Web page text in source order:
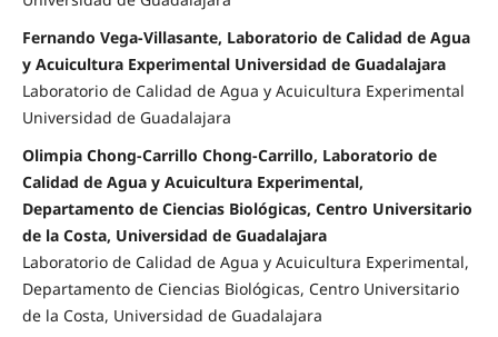
Fernando Vega-Villasante, Laboratorio de Calidad de Agua
y Acuicultura Experimental Universidad de Guadalajara
Laboratorio de Calidad de Agua y Acuicultura Experimental
Universidad de Guadalajara
Olimpia Chong-Carrillo Chong-Carrillo, Laboratorio de
Calidad de Agua y Acuicultura Experimental,
Departamento de Ciencias Biológicas, Centro Universitario
de la Costa, Universidad de Guadalajara
Laboratorio de Calidad de Agua y Acuicultura Experimental,
Departamento de Ciencias Biológicas, Centro Universitario
de la Costa, Universidad de Guadalajara